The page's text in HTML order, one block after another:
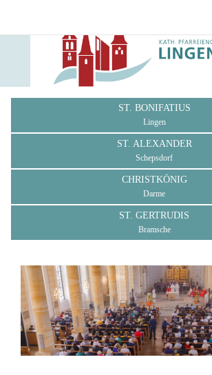
ST. BONIFATIUS
Lingen
ST. ALEXANDER
Schepsdorf
CHRISTKÖNIG
Darme
ST. GERTRUDIS
Bramsche